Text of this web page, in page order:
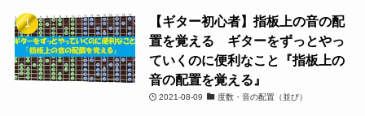
【ギター初心者】指板上の音の配
置を覚える ギターをずっとやっ
ていくのに便利なこと『指板上の
音の配置を覚える』
2021-08-09 度数・音の配置（並び）